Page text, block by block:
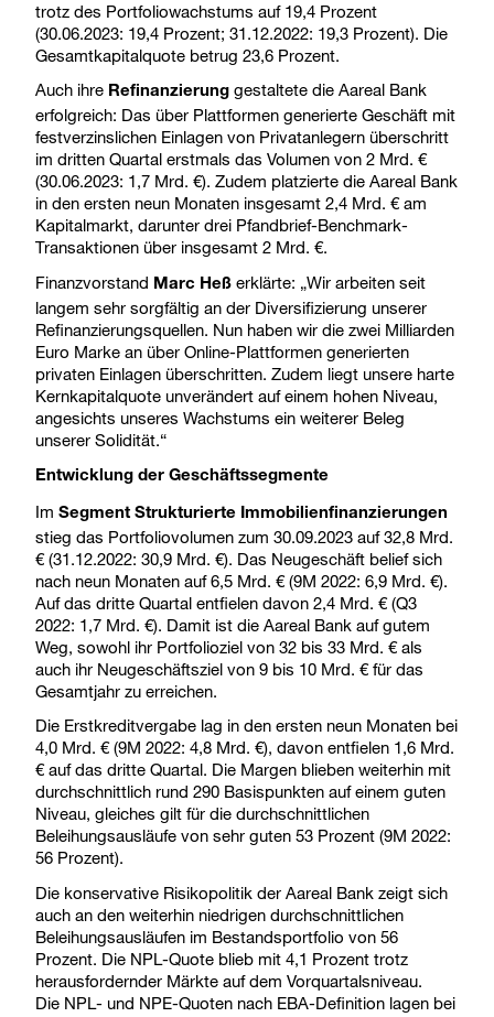
trotz des Portfoliowachstums auf 19,4 Prozent
(30.06.2023: 19,4 Prozent; 31.12.2022: 19,3 Prozent). Die
Gesamtkapitalquote betrug 23,6 Prozent.
Auch ihre Refinanzierung gestaltete die Aareal Bank
erfolgreich: Das über Plattformen generierte Geschäft mit
festverzinslichen Einlagen von Privatanlegern überschritt
im dritten Quartal erstmals das Volumen von 2 Mrd. €
(30.06.2023: 1,7 Mrd. €). Zudem platzierte die Aareal Bank
in den ersten neun Monaten insgesamt 2,4 Mrd. € am
Kapitalmarkt, darunter drei Pfandbrief-Benchmark-
Transaktionen über insgesamt 2 Mrd. €.
Finanzvorstand Marc Heß erklärte: „Wir arbeiten seit
langem sehr sorgfältig an der Diversifizierung unserer
Refinanzierungsquellen. Nun haben wir die zwei Milliarden
Euro Marke an über Online-Plattformen generierten
privaten Einlagen überschritten. Zudem liegt unsere harte
Kernkapitalquote unverändert auf einem hohen Niveau,
angesichts unseres Wachstums ein weiterer Beleg
unserer Solidität.“
Entwicklung der Geschäftssegmente
Im Segment Strukturierte Immobilienfinanzierungen
stieg das Portfoliovolumen zum 30.09.2023 auf 32,8 Mrd.
€ (31.12.2022: 30,9 Mrd. €). Das Neugeschäft belief sich
nach neun Monaten auf 6,5 Mrd. € (9M 2022: 6,9 Mrd. €).
Auf das dritte Quartal entfielen davon 2,4 Mrd. € (Q3
2022: 1,7 Mrd. €). Damit ist die Aareal Bank auf gutem
Weg, sowohl ihr Portfolioziel von 32 bis 33 Mrd. € als
auch ihr Neugeschäftsziel von 9 bis 10 Mrd. € für das
Gesamtjahr zu erreichen.
Die Erstkreditvergabe lag in den ersten neun Monaten bei
4,0 Mrd. € (9M 2022: 4,8 Mrd. €), davon entfielen 1,6 Mrd.
€ auf das dritte Quartal. Die Margen blieben weiterhin mit
durchschnittlich rund 290 Basispunkten auf einem guten
Niveau, gleiches gilt für die durchschnittlichen
Beleihungsausläufe von sehr guten 53 Prozent (9M 2022:
56 Prozent).
Die konservative Risikopolitik der Aareal Bank zeigt sich
auch an den weiterhin niedrigen durchschnittlichen
Beleihungsausläufen im Bestandsportfolio von 56
Prozent. Die NPL-Quote blieb mit 4,1 Prozent trotz
herausfordernder Märkte auf dem Vorquartalsniveau.
Die NPL- und NPE-Quoten nach EBA-Definition lagen bei